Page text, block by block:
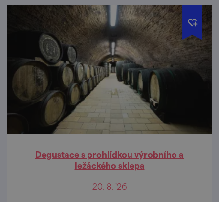
Degustace s prohlídkou výrobního a
ležáckého sklepa
20. 8. '26